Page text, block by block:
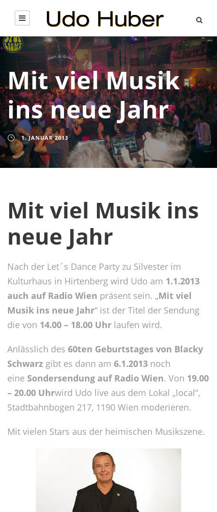
Mit viel Musik
ins neue Jahr
1. JANUAR 2013
Mit viel Musik ins
neue Jahr
Nach der Let´s Dance Party zu Silvester im
Kulturhaus in Hirtenberg wird Udo am 1.1.2013
auch auf Radio Wien präsent sein. „Mit viel
Musik ins neue Jahr“ ist der Titel der Sendung
die von 14.00 – 18.00 Uhr laufen wird.
Anlässlich des 60ten Geburtstages von Blacky
Schwarz gibt es dann am 6.1.2013 noch
eine Sondersendung auf Radio Wien. Von 19.00
– 20.00 Uhrwird Udo live aus dem Lokal „local“,
Stadtbahnbogen 217, 1190 Wien moderieren.
Mit vielen Stars aus der heimischen Musikszene.